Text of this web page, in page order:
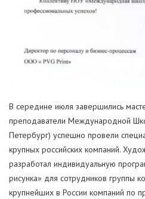
В середине июля завершились
преподаватели Международной
Петербург) успешно провели
крупных российских компаний.
разработал индивидуальную
рисунка» для сотрудников группы
крупнейших в России компаний по